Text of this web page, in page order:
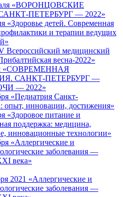
«ВОРОНЦОВСКИЕ
ПЕТЕРБУРГ — 2022»
«Здоровье детей. Современная
и терапии ведущих
Всероссийский медицинский
весна-2022»
«СОВРЕМЕННАЯ
САНКТ-ПЕТЕРБУРГ —
— 2022»
«Педиатрия Санкт-
опыт, инновации, достижения»
«Здоровое питание и
поддержка: медицина,
инновационные технологии»
«Аллергические и
заболевания —
века»
2021 «Аллергические и
заболевания —